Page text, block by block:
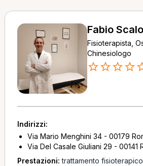
Fabio
Fisioterapista,
Chinesiologo
Indirizzi:
Via Mario Menghini 34 - 00179
Via Del Casale Giuliani 29 - 00141
Prestazioni:trattamento fisioterapico